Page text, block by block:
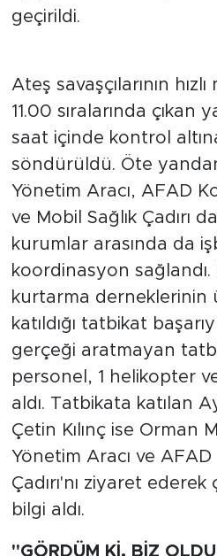
geçirildi.
Ateş savaşçılarının
11.00 sıralarında çıkan
saat içinde kontrol
söndürüldü. Öte
Yönetim Aracı, AFAD
ve Mobil Sağlık Çadırı
kurumlar arasında da
koordinasyon
kurtarma derneklerinin
katıldığı tatbikat
gerçeği aratmayan
personel, 1 helikopter
aldı. Tatbikata katılan
Çetin Kılınç ise Orman
Yönetim Aracı ve
Çadırı'nı ziyaret ederek
bilgi aldı.
"GÖRDÜM Kİ, BİZ